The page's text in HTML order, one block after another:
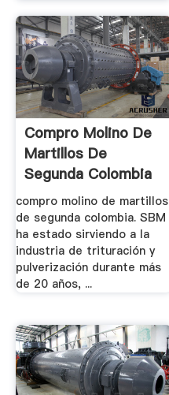
Compro Molino De
Martillos De
Segunda Colombia
compro molino de martillos
de segunda colombia. SBM
ha estado sirviendo a la
industria de trituración y
pulverización durante más
de 20 años, ...